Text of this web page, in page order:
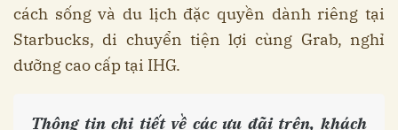
cách sống và du lịch đặc quyền dành riêng tại
Starbucks, di chuyển tiện lợi cùng Grab, nghỉ
dưỡng cao cấp tại IHG.
Thông tin chi tiết về các ưu đãi trên, khách